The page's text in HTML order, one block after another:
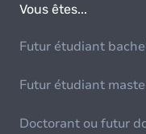
Vous êtes...
Futur étudiant
Futur étudiant
Doctorant ou futur